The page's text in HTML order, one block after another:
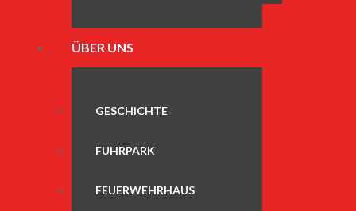
ÜBER UNS
GESCHICHTE
FUHRPARK
FEUERWEHRHAUS